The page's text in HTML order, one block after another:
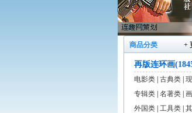
商品分类 +
再版连环画
电影类 古典类
专辑类 名著类
外国类 工具类